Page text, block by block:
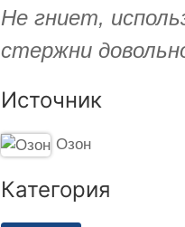
Не гниет,
стержни
Источник
Озон
Категория